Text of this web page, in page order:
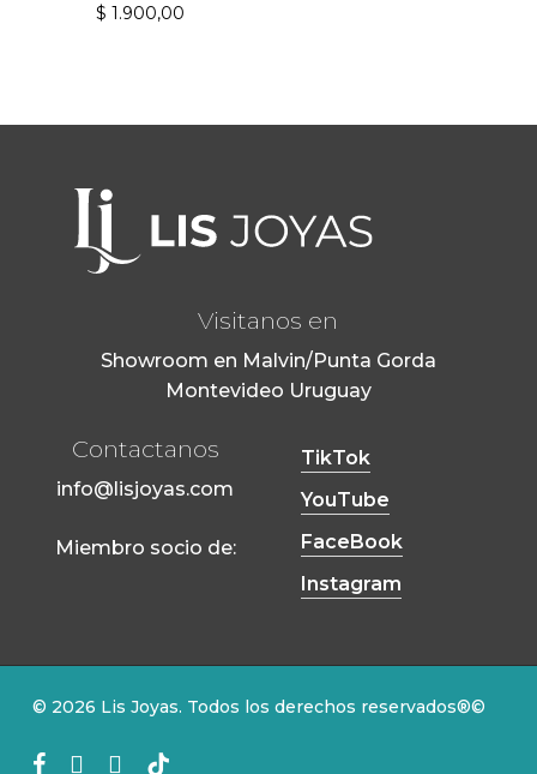
$ 1.900,00
Visitanos en
Showroom en Malvin/Punta Gorda
Montevideo Uruguay
Contactanos
info@lisjoyas.com
Miembro socio de:
TikTok
YouTube
FaceBook
Instagram
© 2026 Lis Joyas. Todos los derechos reservados®©
facebook
youtubeinstagram
tiktok